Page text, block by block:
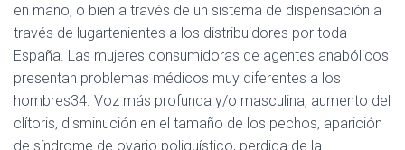
en mano, o bien a través de un sistema de dispensación a
través de lugartenientes a los distribuidores por toda
España. Las mujeres consumidoras de agentes anabólicos
presentan problemas médicos muy diferentes a los
hombres34. Voz más profunda y/o masculina, aumento del
clítoris, disminución en el tamaño de los pechos, aparición
de síndrome de ovario poliquístico, perdida de la